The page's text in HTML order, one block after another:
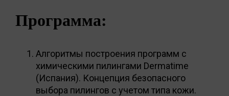
Программа:
Алгоритмы построения программ с
химическими пилингами Dermatime
(Испания). Концепция безопасного
выбора пилингов с учетом типа кожи.